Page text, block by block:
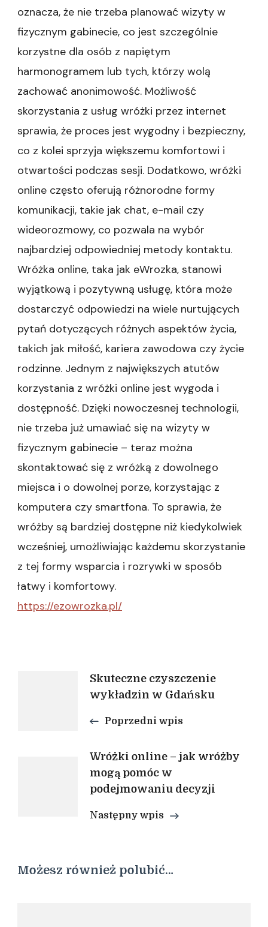
oznacza, że nie trzeba planować wizyty w
fizycznym gabinecie, co jest szczególnie
korzystne dla osób z napiętym
harmonogramem lub tych, którzy wolą
zachować anonimowość. Możliwość
skorzystania z usług wróżki przez internet
sprawia, że proces jest wygodny i bezpieczny,
co z kolei sprzyja większemu komfortowi i
otwartości podczas sesji. Dodatkowo, wróżki
online często oferują różnorodne formy
komunikacji, takie jak chat, e-mail czy
wideorozmowy, co pozwala na wybór
najbardziej odpowiedniej metody kontaktu.
Wróżka online, taka jak eWrozka, stanowi
wyjątkową i pozytywną usługę, która może
dostarczyć odpowiedzi na wiele nurtujących
pytań dotyczących różnych aspektów życia,
takich jak miłość, kariera zawodowa czy życie
rodzinne. Jednym z największych atutów
korzystania z wróżki online jest wygoda i
dostępność. Dzięki nowoczesnej technologii,
nie trzeba już umawiać się na wizyty w
fizycznym gabinecie – teraz można
skontaktować się z wróżką z dowolnego
miejsca i o dowolnej porze, korzystając z
komputera czy smartfona. To sprawia, że
wróżby są bardziej dostępne niż kiedykolwiek
wcześniej, umożliwiając każdemu skorzystanie
z tej formy wsparcia i rozrywki w sposób
łatwy i komfortowy.
https://ezowrozka.pl/
Nawigacja
wpisu
Skuteczne czyszczenie
wykładzin w Gdańsku
Poprzedni wpis
Wróżki online – jak wróżby
mogą pomóc w
podejmowaniu decyzji
Następny wpis
Możesz również polubić…